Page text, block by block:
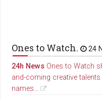
Ones to Watch. 24
24h NewsOnes to Watch
and-coming creative
names...